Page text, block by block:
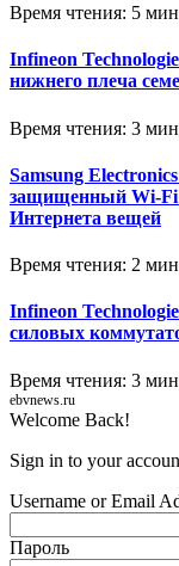
Время чтения: 5
Infineon
нижнего плеча
Время чтения: 3
Samsung
защищенный Wi-Fi
Интернета вещей
Время чтения: 2
Infineon
силовых
Время чтения: 3
ebvnews.ru
Welcome Back!
Sign in to your
Username or Email
Пароль